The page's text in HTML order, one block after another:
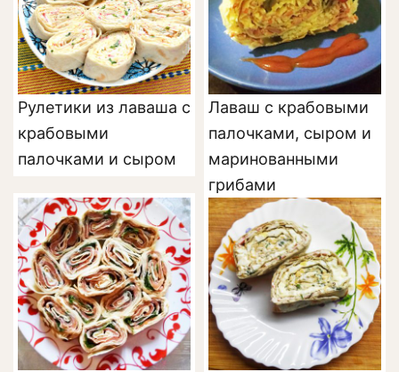
Рулетики из лаваша с
крабовыми
палочками и сыром
Лаваш с крабовыми
палочками, сыром и
маринованными
грибами